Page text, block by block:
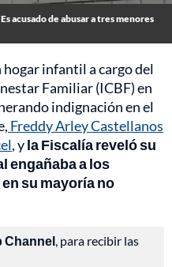
acusado de abusar a tres menores
hogar infantil a cargo del
Familiar (ICBF) en
indignación en el
Freddy Arley Castellanos
, yla Fiscalía reveló su
engañaba a los
su mayoría no
Channel, para recibir las